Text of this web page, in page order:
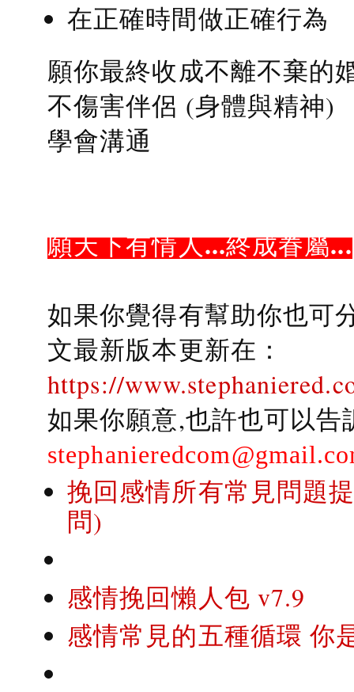
在正確時間做正確行為
願你最終收成不離不棄的
不傷害伴侶 (身體與精神)
學會溝通
願天下有情人...終成眷屬...
如果你覺得有幫助你也可
文最新版本更新在：
https://
如果你願意,也許也可以
挽回感情所有常見問題
問)
感情挽回懶人包 v7.9
感情常見的五種循環 你